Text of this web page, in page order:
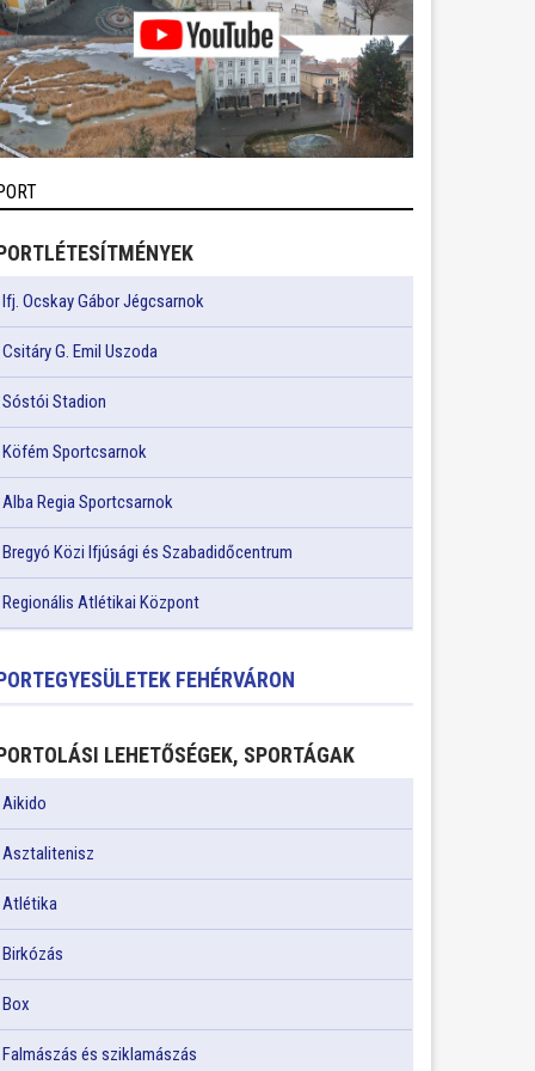
Ifj. Ocskay Gábor Jégcsarnok
Csitáry G. Emil Uszoda
Sóstói Stadion
Köfém Sportcsarnok
Alba Regia Sportcsarnok
Bregyó Közi Ifjúsági és Szabadidőcentrum
Regionális Atlétikai Központ
FEHÉRVÁRON
LEHETŐSÉGEK, SPORTÁGAK
Aikido
Asztalitenisz
Atlétika
Birkózás
Box
Falmászás és sziklamászás